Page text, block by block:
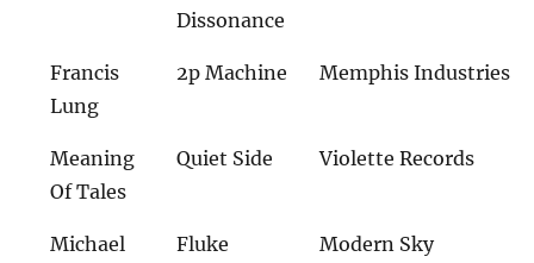
Dissonance
Francis
Lung
2p Machine Memphis Industries
Meaning
Of Tales
Quiet Side Violette Records
Michael
Fluke Modern Sky